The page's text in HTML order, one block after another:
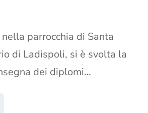
parrocchia di Santa
di Ladispoli, si è svolta la
dei diplomi…